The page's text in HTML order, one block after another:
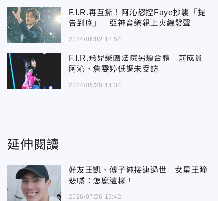
F.I.R.再互撕！阿沁怒控Faye抄襲「提
告到底」 亞神音樂親上火線發聲
2024/06/02 12:54
F.I.R.飛兒樂團法院另類合體 前成員
阿沁、詹雯婷低調未受訪
2024/05/28 14:34
延伸閱讀
好友王凱、傅子純接連過世 女星王瞳
悲喊：怎麼這樣！
2026/07/26 19:42